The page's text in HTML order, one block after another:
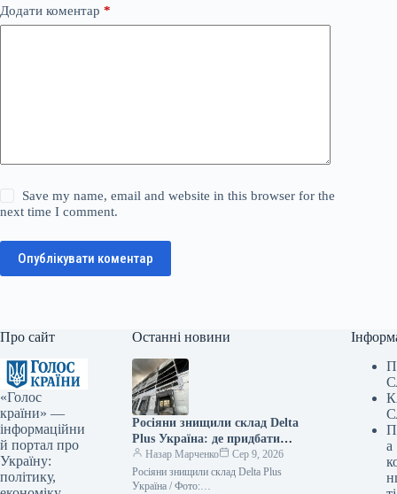
Додати коментар *
Save my name, email and website in this browser for the
next time I comment.
Опублікувати коментар
Про сайт
«Голос
країни» —
інформаційни
й портал про
Україну:
політику,
Останні новини
Росіяни знищили склад Delta
Plus Україна: де придбати
товари — ФОТО
Назар Марченко
Сер 9, 2026
Росіяни знищили склад Delta Plus
Україна / Фото:
а